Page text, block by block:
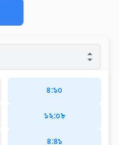
৪:১০
১২:০৮
৪:৪১